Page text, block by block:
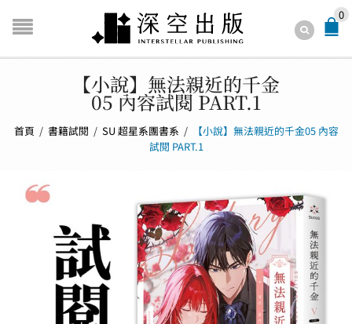
0
【小說】無法親近的千金
05 內容試閱 PART.1
首頁 / 書籍試閱 / SU 超星系團書系 /
【小說】無法親近的千金05 內容
試閱 PART.1